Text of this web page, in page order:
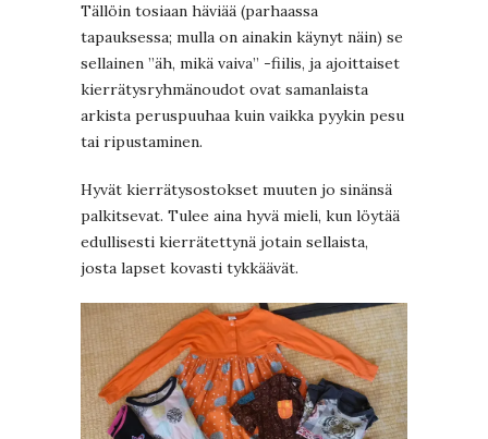
Tällöin tosiaan häviää (parhaassa
tapauksessa; mulla on ainakin käynyt näin) se
sellainen ”äh, mikä vaiva” -fiilis, ja ajoittaiset
kierrätysryhmänoudot ovat samanlaista
arkista peruspuuhaa kuin vaikka pyykin pesu
tai ripustaminen.
Hyvät kierrätysostokset muuten jo sinänsä
palkitsevat. Tulee aina hyvä mieli, kun löytää
edullisesti kierrätettynä jotain sellaista,
josta lapset kovasti tykkäävät.